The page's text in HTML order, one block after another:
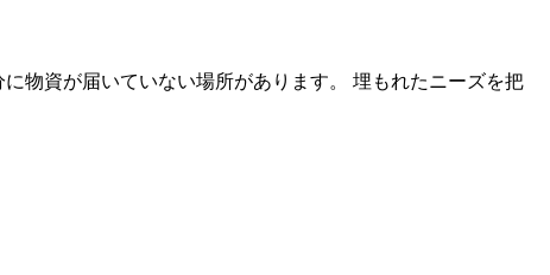
物資が届いていない場所があります。 埋もれたニーズを把